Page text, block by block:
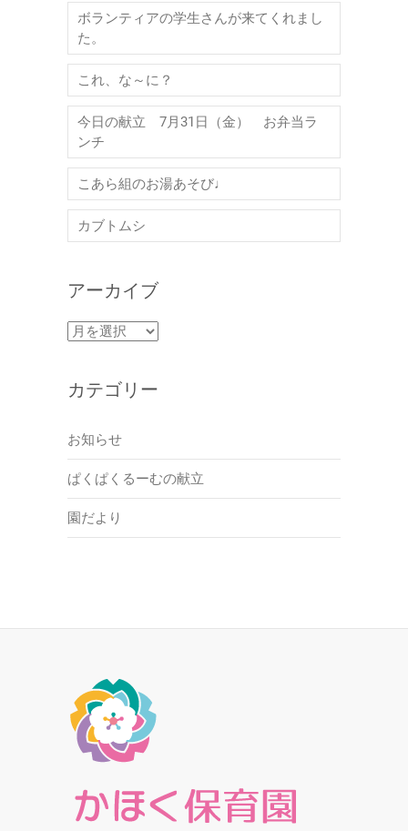
ボランティアの学生さんが来てくれまし
た。
これ、な～に？
今日の献立 7月31日（金） お弁当ラ
ンチ
こあら組のお湯あそび♩
カブトムシ
アーカイブ
ア
イ
カテゴリー
お知らせ
ぱくぱくるーむの献立
園だより